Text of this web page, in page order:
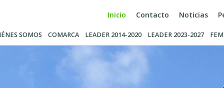
Inicio Contacto Noticias
SOMOS COMARCA LEADER 2014-2020 LEADER 2023-2027